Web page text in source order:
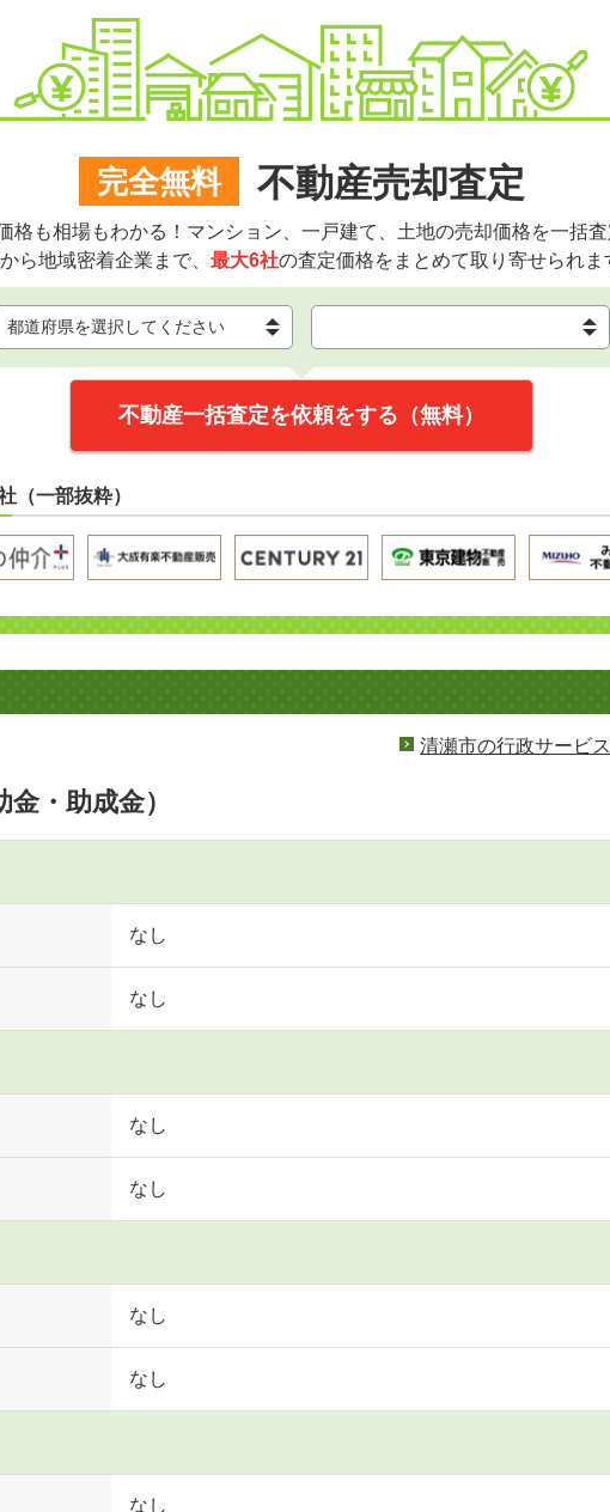
完全無料 不動産売却査定
格も相場もわかる！マンション、一戸建て、土地の売却価格を一括査
ら地域密着企業まで、 最大6社の査定価格をまとめて取り寄せられま
不動産一括査定を依頼をする（無料）
（一部抜粋）
清瀬市の行政サービ
・助成金）
なし
なし
なし
なし
なし
なし
なし